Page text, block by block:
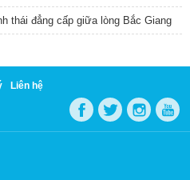
thái đẳng cấp giữa lòng Bắc Giang
Liên hệ